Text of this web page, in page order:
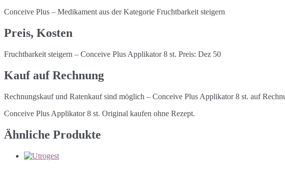
Conceive Plus – Medikament aus der Kategorie Fruchtbarkeit steigern
Preis, Kosten
Fruchtbarkeit steigern – Conceive Plus Applikator 8 st. Preis: Dez 50
Kauf auf Rechnung
Rechnungskauf und Ratenkauf sind möglich – Conceive Plus Applikator 8 st. auf
Conceive Plus Applikator 8 st. Original kaufen ohne Rezept.
Ähnliche Produkte